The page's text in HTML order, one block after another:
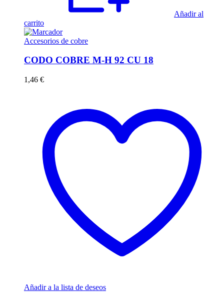
Añadir al
carrito
Accesorios de cobre
CODO COBRE M-H 92 CU 18
1,46 €
Añadir a la lista de deseos